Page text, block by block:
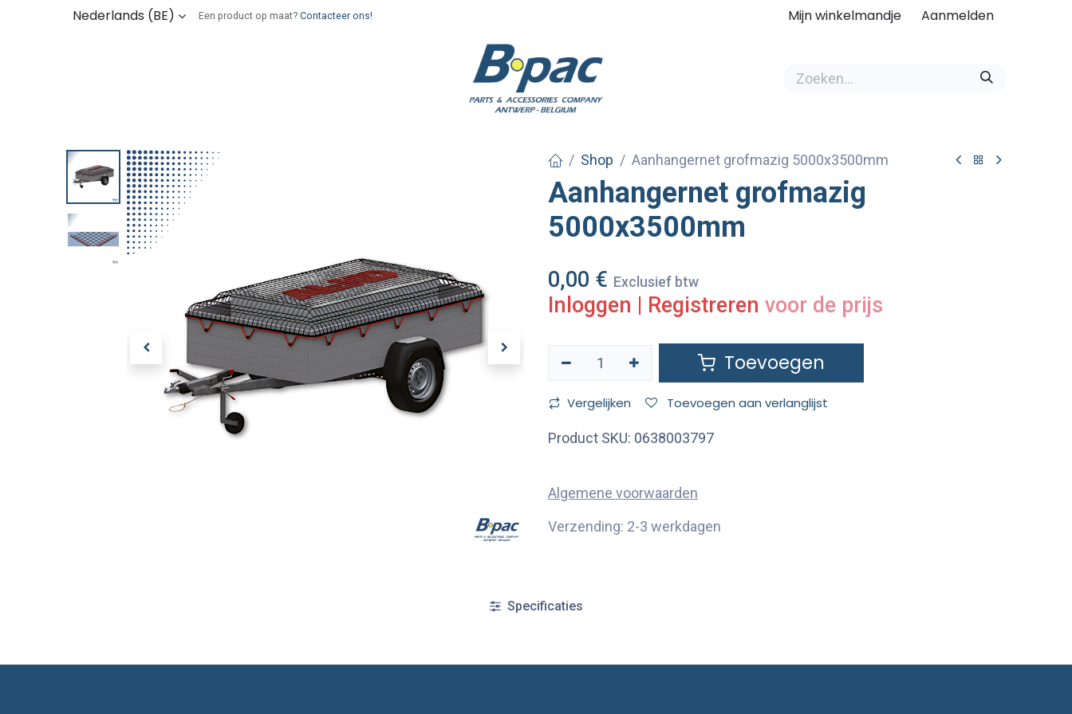
Overslaan naar inhoudNederlands (BE) Een product op maat? Contacteer ons! Mijn winkelmandje Aanmelden
Shop Aanhangernet grofmazig 5000x3500mm
Aanhangernet grofmazig
5000x3500mm
0,00 € Exclusief btw
Inloggen | Registreren voor de prijs
Toevoegen
Vergelijken Toevoegen aan verlanglijst
Product SKU: 0638003797
Algemene voorwaarden
Verzending: 2-3 werkdagen
Specificaties